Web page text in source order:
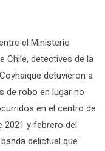
el Ministerio
Chile, detectives de la
detuvieron a
de robo en lugar no
en el centro de
2021 y febrero del
delictual que